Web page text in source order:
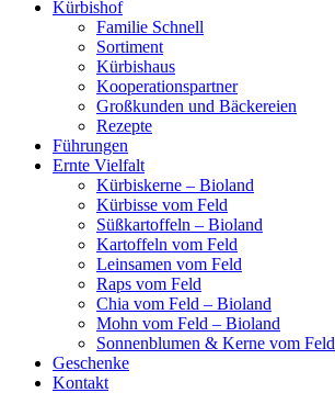
Kürbishof
Familie Schnell
Sortiment
Kürbishaus
Kooperationspartner
Großkunden und Bäckereien
Rezepte
Führungen
Ernte Vielfalt
Kürbiskerne – Bioland
Kürbisse vom Feld
Süßkartoffeln – Bioland
Kartoffeln vom Feld
Leinsamen vom Feld
Raps vom Feld
Chia vom Feld – Bioland
Mohn vom Feld – Bioland
Sonnenblumen & Kerne vom Feld
Geschenke
Kontakt